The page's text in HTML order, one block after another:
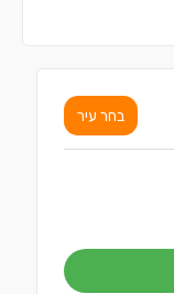
בחר עיר